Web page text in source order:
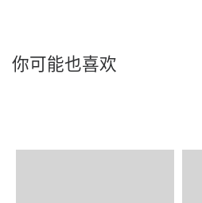
你可能也喜欢